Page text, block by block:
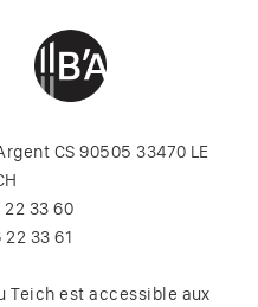
CS 90505 33470 LE
22 33 60
33 61
Teich est accessible aux